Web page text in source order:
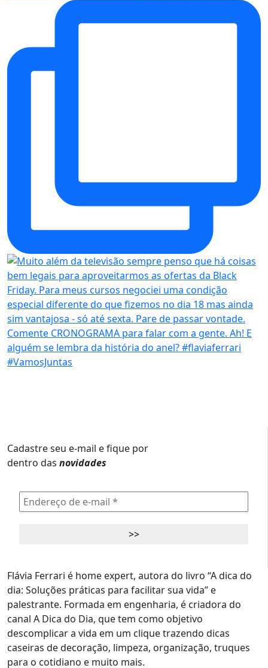
Cadastre seu e-mail e fique por
dentro das novidades
Flávia Ferrari é home expert, autora do livro “A dica do
dia: Soluções práticas para facilitar sua vida” e
palestrante. Formada em engenharia, é criadora do
canal A Dica do Dia, que tem como objetivo
descomplicar a vida em um clique trazendo dicas
caseiras de decoração, limpeza, organização, truques
para o cotidiano e muito mais.